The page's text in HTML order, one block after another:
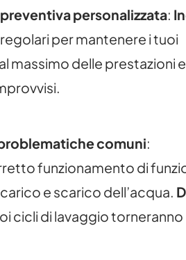
personalizzata:
per mantenere i tuoi
massimo delle prestazioni e
comuni:
funzionamento di
e scarico dell’acqua.
cicli di lavaggio torneranno